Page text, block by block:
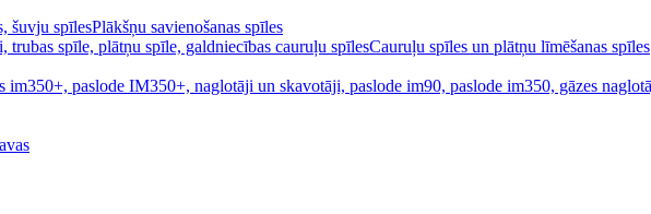
Plākšņu savienošanas spīles
Cauruļu spīles un plātņu līmēšanas spīles